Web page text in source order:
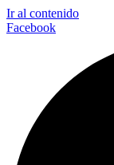
Ir al contenido
Facebook